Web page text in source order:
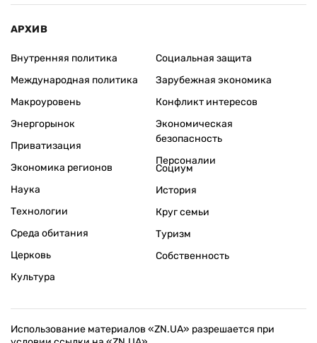
АРХИВ
Внутренняя политика
Международная политика
Макроуровень
Энергорынок
Приватизация
Экономика регионов
Социальная защита
Зарубежная экономика
Конфликт интересов
Экономическая
безопасность
Персоналии
Наука
Технологии
Среда обитания
Церковь
Культура
Социум
История
Круг семьи
Туризм
Собственность
Использование материалов «ZN.UA» разрешается при